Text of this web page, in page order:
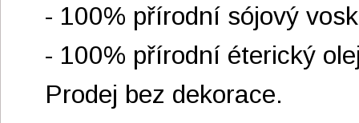
- 100% přírodní sójový vosk
- 100% přírodní éterický
Prodej bez dekorace.